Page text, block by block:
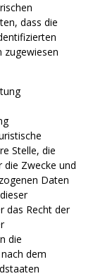
dass die
zugewiesen
Stelle, die
Zwecke und
Daten
das Recht der
die
dem